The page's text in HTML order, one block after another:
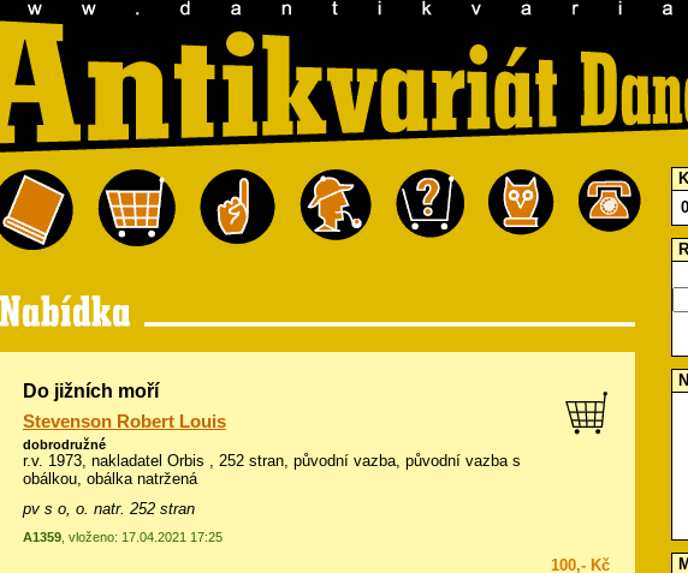
Do jižních moří
Stevenson Robert Louis
dobrodružné
r.v. 1973, nakladatel Orbis , 252 stran, původní vazba, původní vazba s
obálkou, obálka natržená
pv s o, o. natr. 252 stran
A1359 , vloženo: 17.04.2021 17:25
100,- Kč
0